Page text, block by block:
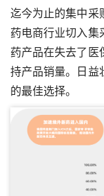
迄今为止的集中采
药电商行业切入集
药产品在失去了医
持产品销量。日益
的最佳选择。